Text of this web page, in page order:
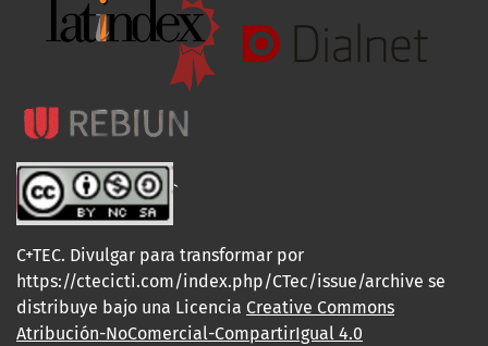
`
C+TEC. Divulgar para transformar por
https://ctecicti.com/index.php/CTec/issue/archive se
distribuye bajo una Licencia Creative Commons
Atribución-NoComercial-CompartirIgual 4.0